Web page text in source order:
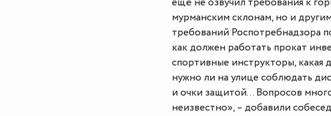
мурманским склонам, но и
требований Роспотребнадзора
как должен работать прокат
спортивные инструкторы, какая
нужно ли на улице соблюдать
и очки защитой… Вопросов
неизвестно», – добавили